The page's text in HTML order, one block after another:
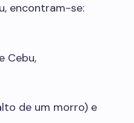
encontram-se:
Cebu,
de um morro) e